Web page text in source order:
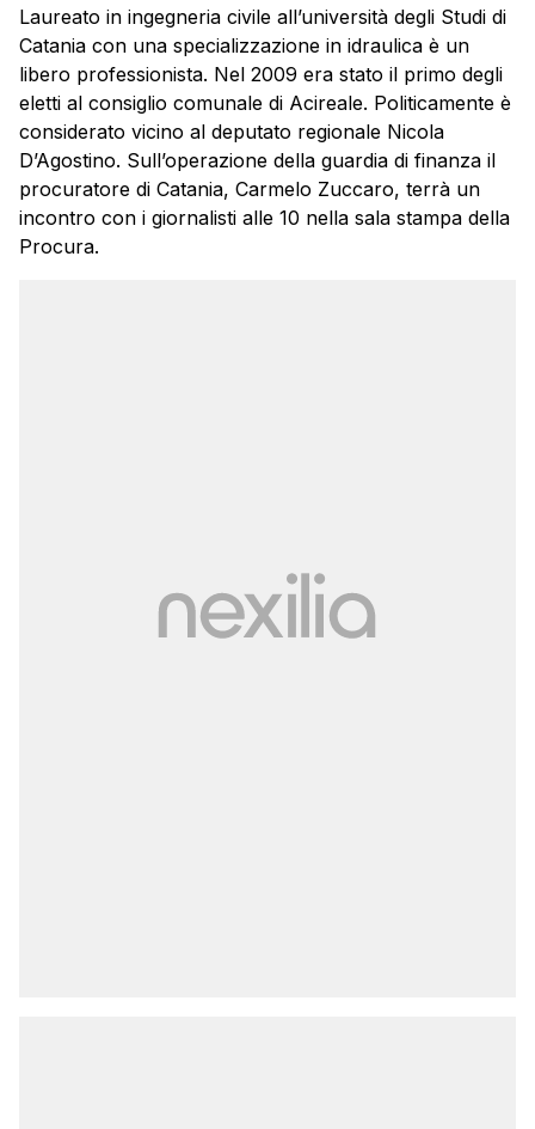
Laureato in ingegneria civile all’università degli Studi di
Catania con una specializzazione in idraulica è un
libero professionista. Nel 2009 era stato il primo degli
eletti al consiglio comunale di Acireale. Politicamente è
considerato vicino al deputato regionale Nicola
D’Agostino. Sull’operazione della guardia di finanza il
procuratore di Catania, Carmelo Zuccaro, terrà un
incontro con i giornalisti alle 10 nella sala stampa della
Procura.